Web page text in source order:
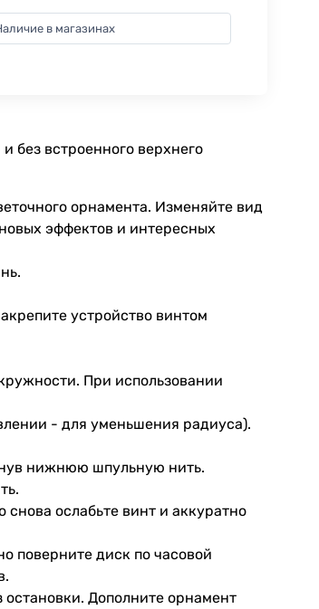
в магазинах
без встроенного верхнего
орнамента. Изменяйте вид
эффектов и интересных
устройство винтом
При использовании
- для уменьшения радиуса).
нижнюю шпульную нить.
ослабьте винт и аккуратно
поверните диск по часовой
остановки. Дополните орнамент